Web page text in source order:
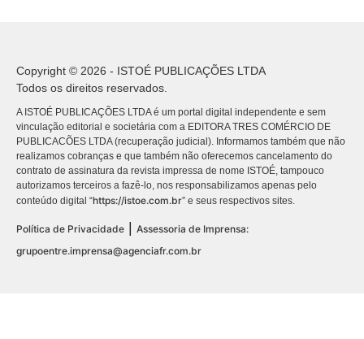
Copyright © 2026 - ISTOÉ PUBLICAÇÕES LTDA
Todos os direitos reservados.
A ISTOÉ PUBLICAÇÕES LTDA é um portal digital independente e sem
vinculação editorial e societária com a EDITORA TRES COMÉRCIO DE
PUBLICACÕES LTDA (recuperação judicial). Informamos também que não
realizamos cobranças e que também não oferecemos cancelamento do
contrato de assinatura da revista impressa de nome ISTOÉ, tampouco
autorizamos terceiros a fazê-lo, nos responsabilizamos apenas pelo
conteúdo digital “https://istoe.com.br” e seus respectivos sites.
Política de Privacidade | Assessoria de Imprensa:
grupoentre.imprensa@agenciafr.com.br